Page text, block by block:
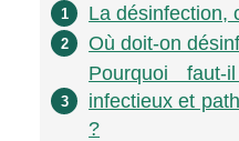
1 La désinfection,
2 Où doit-on
3
Pourquoi
infectieux et
?